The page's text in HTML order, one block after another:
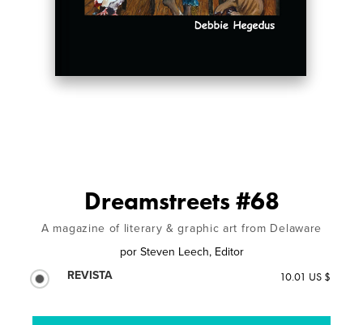
Dreamstreets #68
A magazine of literary & graphic art from Delaware
por Steven Leech, Editor
REVISTA
10.01 US $